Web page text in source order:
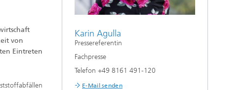
von
Eintreten
Karin Agulla
Pressereferentin
Fachpresse
Telefon +49 8161 491-120
E-Mail senden